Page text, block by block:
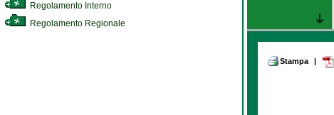
Regolamento Interno
Regolamento Regionale
Stampa |